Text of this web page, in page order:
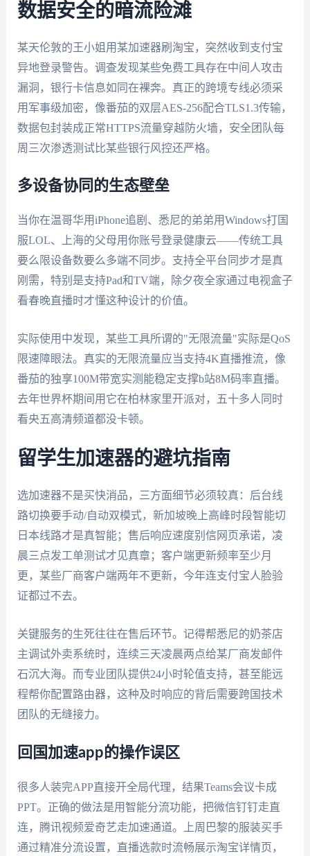
数据安全的暗流险滩
某天伦敦的王小姐用某加速器刷淘宝，突然收到支付宝
异地登录警告。调查发现某些免费工具存在中间人攻击
漏洞，银行卡信息如同在裸奔。真正的跨境专线必须采
用军事级加密，像番茄的双层AES-256配合TLS1.3传输，
数据包封装成正常HTTPS流量穿越防火墙，安全团队每
周三次渗透测试比某些银行风控还严格。
多设备协同的生态壁垒
当你在温哥华用iPhone追剧、悉尼的弟弟用Windows打国
服LOL、上海的父母用你账号登录健康云——传统工具
要么限设备数要么多端不同步。支持全平台同步才是真
刚需，特别是支持Pad和TV端，除夕夜全家通过电视盒子
看春晚直播时才懂这种设计的价值。
实际使用中发现，某些工具所谓的"无限流量"实际是QoS
限速障眼法。真实的无限流量应当支持4K直播推流，像
番茄的独享100M带宽实测能稳定支撑b站8M码率直播。
去年世界杯期间用它在柏林家里开派对，五十多人同时
看央五高清频道都没卡顿。
留学生加速器的避坑指南
选加速器不是买快消品，三方面细节必须较真：后台线
路切换要手动/自动双模式，新加坡晚上高峰时段智能切
日本线路才是真智能；售后响应速度别信网页承诺，凌
晨三点发工单测试才见真章；客户端更新频率至少月
更，某些厂商客户端两年不更新，今年连支付宝人脸验
证都过不去。
关键服务的生死往往在售后环节。记得帮悉尼的奶茶店
主调试外卖系统时，连续三天凌晨两点给某厂商发邮件
石沉大海。而专业团队提供24小时轮值支持，甚至能远
程帮你配置路由器，这种及时响应的背后需要跨国技术
团队的无缝接力。
回国加速app的操作误区
很多人装完APP直接开全局代理，结果Teams会议卡成
PPT。正确的做法是用智能分流功能，把微信钉钉走直
连，腾讯视频爱奇艺走加速通道。上周巴黎的服装买手
通过精准分流设置，直播选款时流畅展示淘宝详情页，